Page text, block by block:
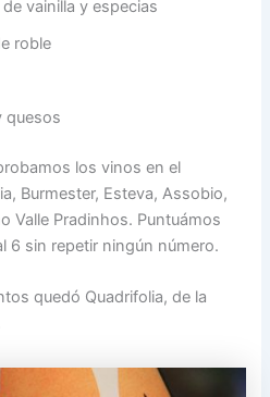
vainilla y especias​
roble​
quesos​
los vinos en el
Burmester, Esteva, Assobio,
Valle Pradinhos. Puntuámos
6 sin repetir ningún número.
quedó Quadrifolia, de la